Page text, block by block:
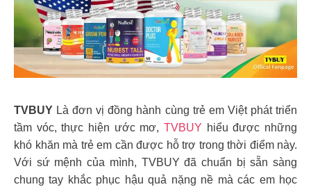
TVBUY Là đơn vị đồng hành cùng trẻ em Việt phát triển
tầm vóc, thực hiện ước mơ, TVBUY hiểu được những
khó khăn mà trẻ em cần được hỗ trợ trong thời điểm này.
Với sứ mệnh của mình, TVBUY đã chuẩn bị sẵn sàng
chung tay khắc phục hậu quả nặng nề mà các em học